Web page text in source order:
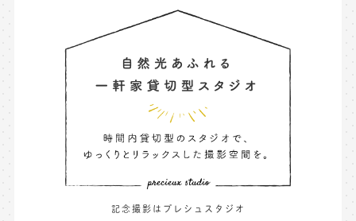
記念撮影はプレシュスタジオ